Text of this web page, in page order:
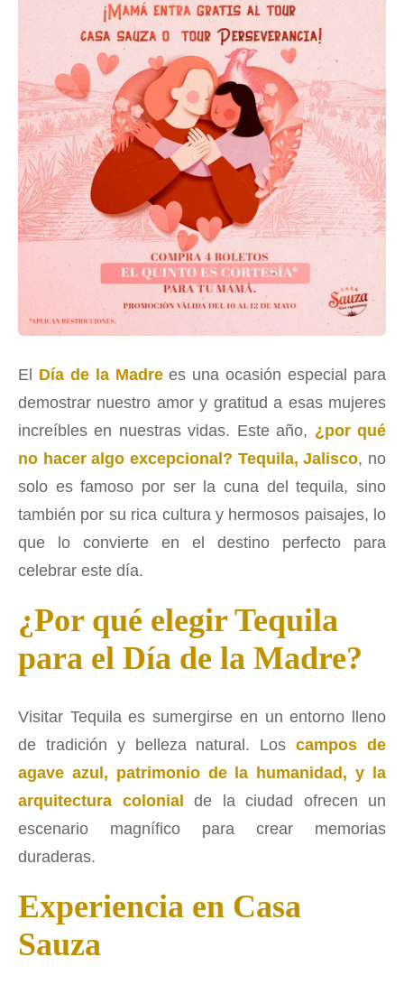
El Día de la Madrees una ocasión especial para
demostrar nuestro amor y gratitud a esas mujeres
increíbles en nuestras vidas. Este año, ¿por qué
no hacer algo excepcional? Tequila, Jalisco, no
solo es famoso por ser la cuna del tequila, sino
también por su rica cultura y hermosos paisajes, lo
que lo convierte en el destino perfecto para
celebrar este día.
¿Por qué elegir Tequila
para el Día de la Madre?
Visitar Tequila es sumergirse en un entorno lleno
de tradición y belleza natural. Loscampos de
agave azul, patrimonio de la humanidad, y la
arquitectura colonial
de la ciudad ofrecen un
escenario magnífico para crear memorias
duraderas.
Experiencia en Casa
Sauza